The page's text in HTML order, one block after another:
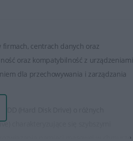
centrach danych oraz
oraz kompatybilność z urządzeniami
dla przechowywania i zarządzania
(Hard Disk Drive) o różnych
charakteryzujące się szybszymi
pamięci masowej w chmurze.